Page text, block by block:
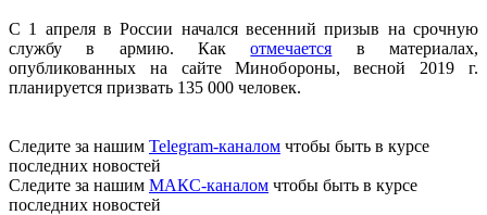
С 1 апреля в России начался весенний призыв на срочную
службу в армию. Какотмечается в материалах,
опубликованных на сайте Минобороны, весной 2019 г.
планируется призвать 135 000 человек.
Следите за нашим Telegram-каналом чтобы быть в курсе
последних новостей
Следите за нашим МАКС-каналом чтобы быть в курсе
последних новостей